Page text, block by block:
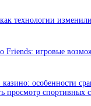
технологии
Friends: игровые
особенности